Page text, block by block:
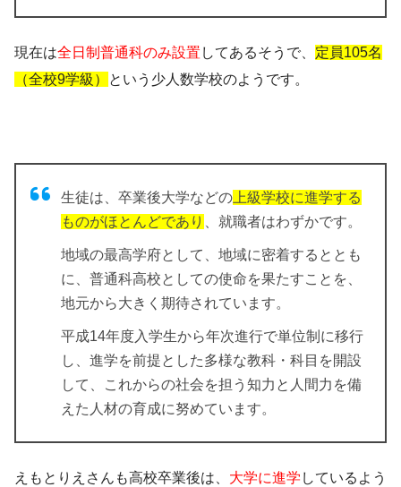
現在は全日制普通科のみ設置 してあるそうで、 定員105名
（全校9学級）
という少人数学校のようです。
生徒は、卒業後大学などの 上級学校に進学する
ものがほとんどであり
、就職者はわずかです。
地域の最高学府として、地域に密着するととも
に、普通科高校としての使命を果たすことを、
地元から大きく期待されています。
平成14年度入学生から年次進行で単位制に移行
し、進学を前提とした多様な教科・科目を開設
して、これからの社会を担う知力と人間力を備
えた人材の育成に努めています。
えもとりえさんも高校卒業後は、 大学に進学 しているよう